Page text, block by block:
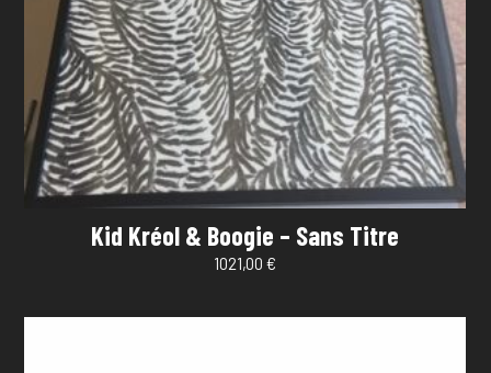
Kid Kréol & Boogie – Sans Titre
1021,00 €